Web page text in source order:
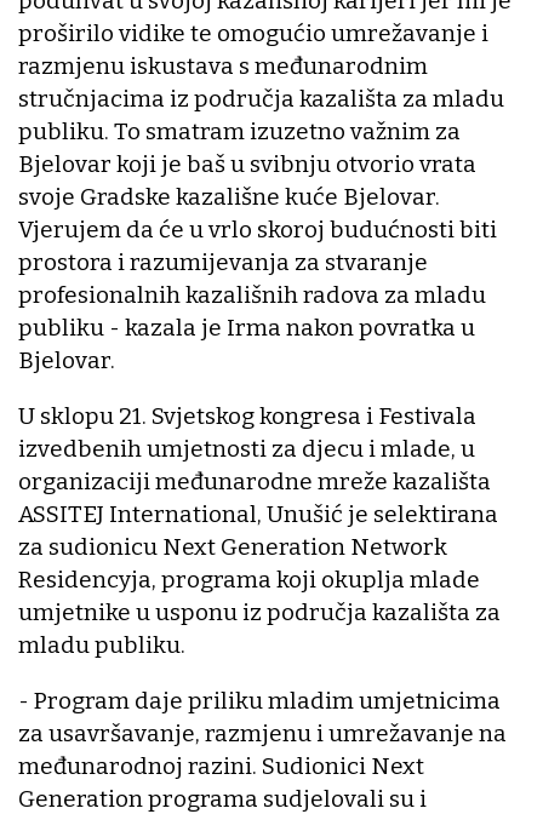
proširilo vidike te omogućio umrežavanje i
razmjenu iskustava s međunarodnim
stručnjacima iz područja kazališta za mladu
publiku. To smatram izuzetno važnim za
Bjelovar koji je baš u svibnju otvorio vrata
svoje Gradske kazališne kuće Bjelovar.
Vjerujem da će u vrlo skoroj budućnosti biti
prostora i razumijevanja za stvaranje
profesionalnih kazališnih radova za mladu
publiku - kazala je Irma nakon povratka u
Bjelovar.
U sklopu 21. Svjetskog kongresa i Festivala
izvedbenih umjetnosti za djecu i mlade, u
organizaciji međunarodne mreže kazališta
ASSITEJ International, Unušić je selektirana
za sudionicu Next Generation Network
Residencyja, programa koji okuplja mlade
umjetnike u usponu iz područja kazališta za
mladu publiku.
- Program daje priliku mladim umjetnicima
za usavršavanje, razmjenu i umrežavanje na
međunarodnoj razini. Sudionici Next
Generation programa sudjelovali su i